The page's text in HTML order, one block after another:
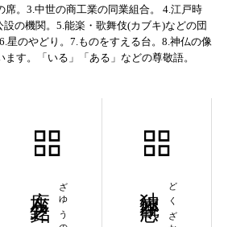
席。3.中世の商工業の同業組合。 4.江戸時
の機関。5.能楽・歌舞伎(カブキ)などの団
星のやどり。7.ものをすえる台。8.神仏の像
ます。「いる」「ある」などの尊敬語。